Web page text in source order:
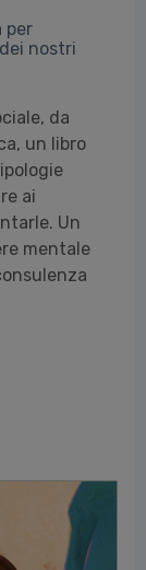
per
nostri
da
un libro
ai
Un
mentale